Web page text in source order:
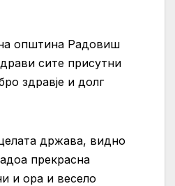
општина Радовиш
сите присутни
здравје и долг
држава, видно
прекрасна
и ора и весело